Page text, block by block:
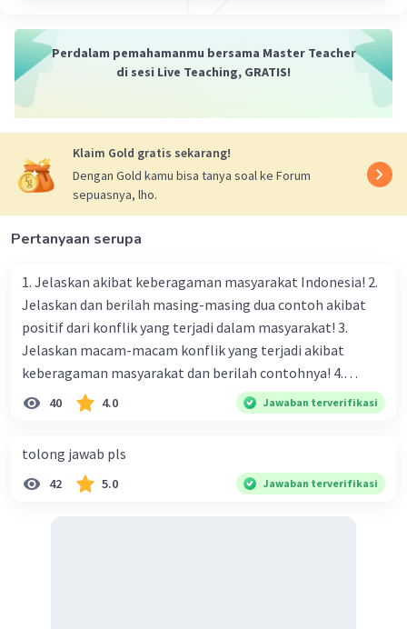
makroekonomi memeriksa aspek ekonomi keseluruhan
suatu negara atau wilayah
Perdalam pemahamanmu bersama Master Teacher
di sesi Live Teaching, GRATIS!
Klaim Gold gratis sekarang!
Dengan Gold kamu bisa tanya soal ke Forum
sepuasnya, lho.
Pertanyaan serupa
1. Jelaskan akibat keberagaman masyarakat Indonesia! 2.
Jelaskan dan berilah masing-masing dua contoh akibat
positif dari konflik yang terjadi dalam masyarakat! 3.
Jelaskan macam-macam konflik yang terjadi akibat
keberagaman masyarakat dan berilah contohnya! 4.
Mengapa dalam masyarakat yang memiliki keberagaman
bahasa, dan budaya. Berdasarkan pernyataan tersebut,
apa yang dapat kalian lakukan untuk menjaga
40 4.0 Jawaban terverifikasi
tolong jawab pls
42 5.0 Jawaban terverifikasi